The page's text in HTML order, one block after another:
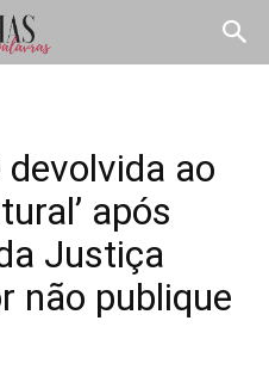
devolvida ao
após
Justiça
não publique